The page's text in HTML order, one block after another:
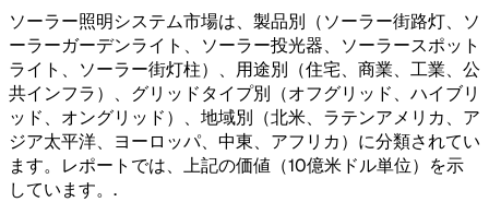
ソーラー照明システム市場は、製品別（ソーラー街路灯、ソ
ーラーガーデンライト、ソーラー投光器、ソーラースポット
ライト、ソーラー街灯柱）、用途別（住宅、商業、工業、公
共インフラ）、グリッドタイプ別（オフグリッド、ハイブリ
ッド、オングリッド）、地域別（北米、ラテンアメリカ、ア
ジア太平洋、ヨーロッパ、中東、アフリカ）に分類されてい
ます。レポートでは、上記の価値（10億米ドル単位）を示
しています。 .